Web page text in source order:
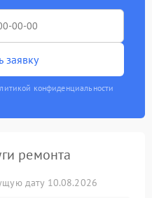
заявку
конфиденциальности
ремонта
дату 10.08.2026